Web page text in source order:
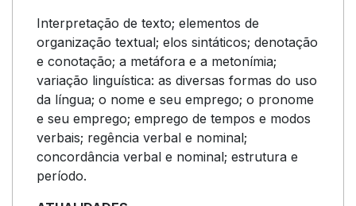
Interpretação de texto; elementos de
organização textual; elos sintáticos; denotação
e conotação; a metáfora e a metonímia;
variação linguística: as diversas formas do uso
da língua; o nome e seu emprego; o pronome
e seu emprego; emprego de tempos e modos
verbais; regência verbal e nominal;
concordância verbal e nominal; estrutura e
período.